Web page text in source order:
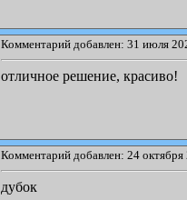
Комментарий добавлен: 31 июля
отличное решение, красиво!
Комментарий добавлен: 24
дубок